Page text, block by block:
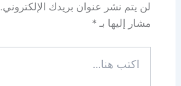
لن يتم نشر عنوان بريدك الإلكتروني.
مشار إليها بـ*
هنا...